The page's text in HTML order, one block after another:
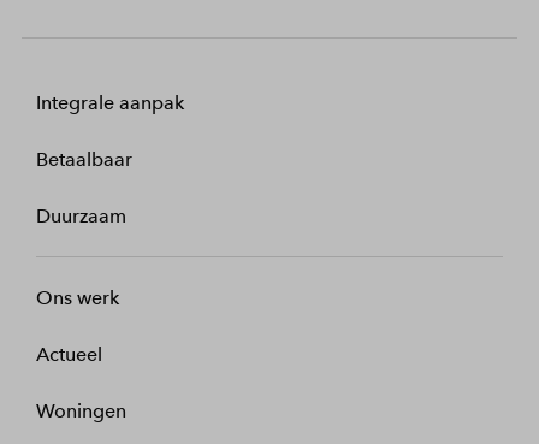
Integrale aanpak
Betaalbaar
Duurzaam
Ons werk
Actueel
Woningen